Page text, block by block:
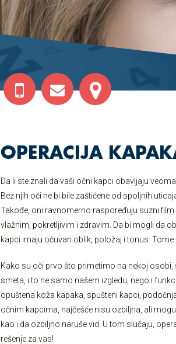
OPERACIJA
Da li ste znali da vaši očni kapci obavljaju
Bez njih oči ne bi bile zaštićene od spoljnih
Takođe, oni ravnomerno raspoređuju suzni
vlažnim, pokretljivim i zdravim. Da bi mogli da
kapci imaju očuvan oblik, položaj i tonus.
Kako su oči prvo što primetimo na nekoj
smeta, i to ne samo našem izgledu, nego i
opuštena koža kapaka, spušteni kapci,
očnim kapcima, najčešće nisu ozbiljna, ali
kao i da ozbiljno naruše vid. U tom slučaju,
rešenje za vas!